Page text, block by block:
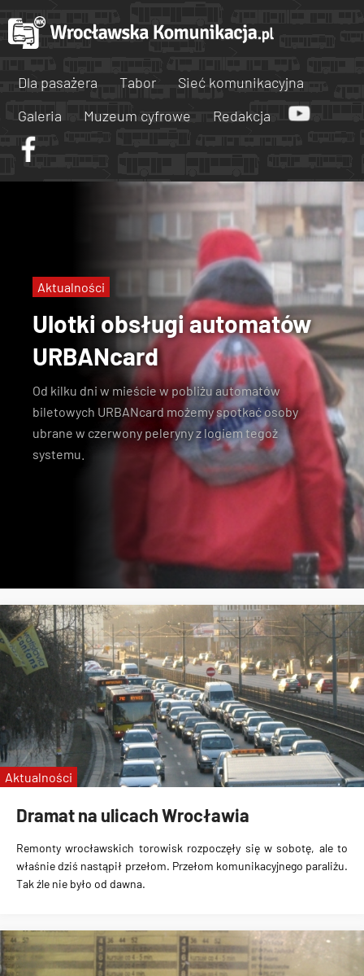
Dla pasażera Tabor
Sieć komunikacyjna
Galeria
Muzeum cyfrowe Redakcja
Ulotki obsługi automatów
URBANcard
Od kilku dni w mieście w pobliżu automatów
biletowych URBANcard możemy spotkać osoby
ubrane w czerwony peleryny z logiem tegoż
systemu.
Aktualności
Dramat na ulicach Wrocławia
Remonty wrocławskich torowisk rozpoczęły się w sobotę, ale to
właśnie dziś nastąpił przełom. Przełom komunikacyjnego paraliżu.
Tak źle nie było od dawna.
Aktualności